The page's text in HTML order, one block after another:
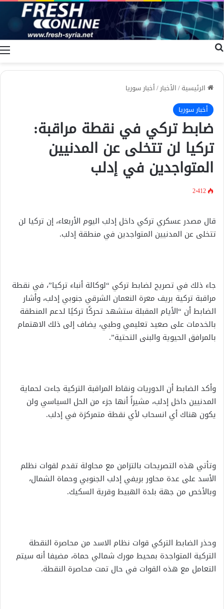
الرئيسية/الأخبار/أخبار سوريا
أخبار سوريا
ضابط تركي في نقطة مراقبة:
تركيا لن تتخلى عن المدنيين
المتواجدين في إدلب
2٬412
قال مصدر عسكري تركي داخل إدلب اليوم الأربعاء، إن تركيا لن
تتخلى عن المدنيين المتواجدين في منطقة إدلب.
جاء ذلك في تصريح لضابط تركي “لوكالة أنباء تركيا”، في نقطة
مراقبة تركية بريف معرة النعمان الشرقي جنوبي إدلب، وأشار
الضابط أن “الأيام المقبلة ستشهد تحركًا تركيًا لدعم المنطقة
بالخدمات على صعيد تعليمي وطبي، يضاف إلى ذلك الاهتمام
بالمرافق الحيوية والبنى التحتية”.
وأكد الضابط أن الدوريات ونقاط المراقبة التركية جاءت لحماية
المدنيين داخل إدلب، مشيراً أنها جزء من الحل السياسي ولن
يكون هناك أي انسحاب لأي نقطة متمركزة في إدلب.
وتأتي هذه التصريحات بالتزامن مع محاولة تقدم لقوات نظلم
الأسد على عدة محاور بريفي إدلب الجنوبي وحماة الشمال،
وبالأخص من جهة بلدة الهبيط وقرية السكيك.
وحذر الضابط التركي قوات نظام الاسد من محاصرة النقطة
التركية المتواجدة بمحيط مورك شمالي حماة، مضيفا أنه سيتم
التعامل مع هذه القوات في حال تمت محاصرة النقطة.